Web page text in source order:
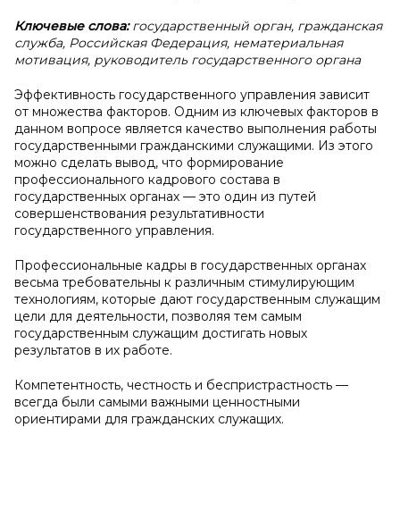
Ключевые слова:государственный орган, гражданская
служба, Российская Федерация, нематериальная
мотивация, руководитель государственного органа
Эффективность государственного управления зависит
от множества факторов. Одним из ключевых факторов в
данном вопросе является качество выполнения работы
государственными гражданскими служащими. Из этого
можно сделать вывод, что формирование
профессионального кадрового состава в
государственных органах — это один из путей
совершенствования результативности
государственного управления.
Профессиональные кадры в государственных органах
весьма требовательны к различным стимулирующим
технологиям, которые дают государственным служащим
цели для деятельности, позволяя тем самым
государственным служащим достигать новых
результатов в их работе.
Компетентность, честность и беспристрастность —
всегда были самыми важными ценностными
ориентирами для гражданских служащих.